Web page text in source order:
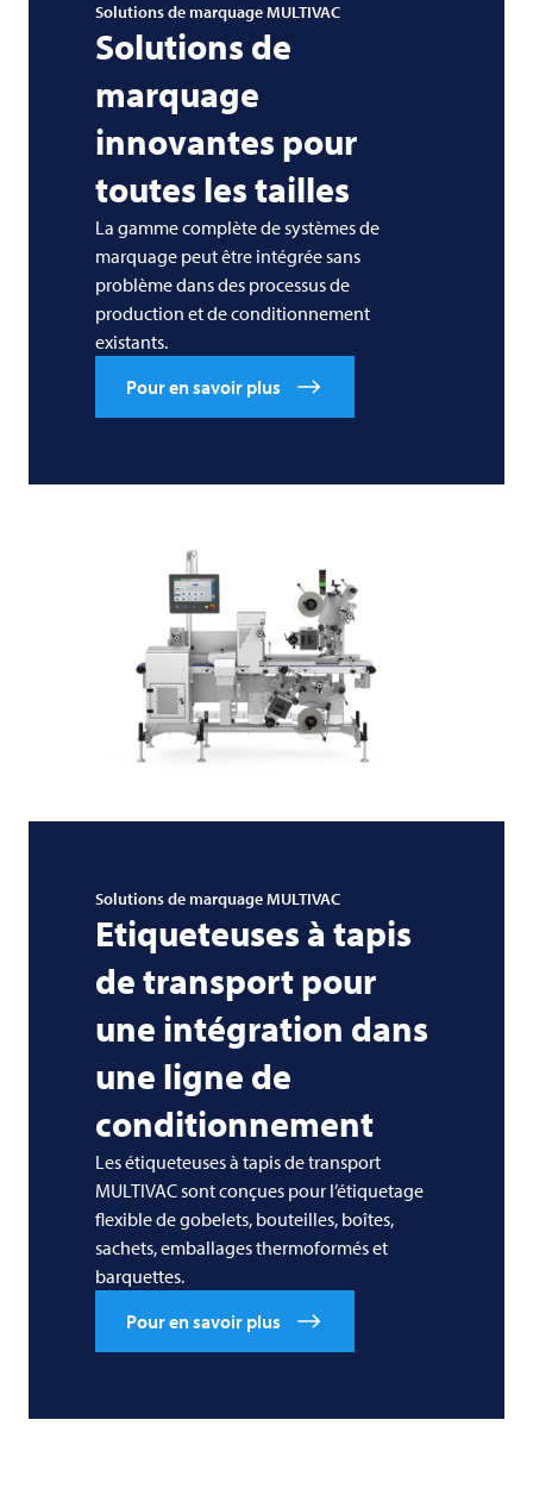
Solutions de marquageMULTIVAC
Solutions de
marquage
innovantes pour
toutes les tailles
La gamme complète de systèmes de
marquage peut être intégrée sans
problème dans des processus de
production et de conditionnement
existants.
Pour en savoir plus
Solutions de marquageMULTIVAC
Etiqueteuses à tapis
de transport pour
une intégration dans
une ligne de
conditionnement
Les étiqueteuses à tapis de transport
MULTIVAC sont conçues pour l’étiquetage
flexible de gobelets, bouteilles, boîtes,
sachets, emballages thermoformés et
barquettes.
Pour en savoir plus